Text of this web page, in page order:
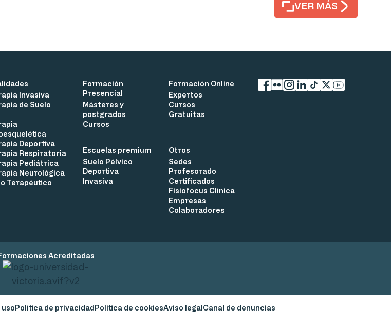
VER MÁS
Invasiva
de Suelo
Deportiva
Respiratoria
Pediátrica
Neurológica
Terapéutico
Formación
Presencial
Másteres y
postgrados
Cursos
Formación Online
Expertos
Cursos
Gratuitas
Escuelas premium
Suelo Pélvico
Deportiva
Invasiva
Otros
Sedes
Profesorado
Certificados
Fisiofocus Clínica
Empresas
Colaboradores
Acreditadas
Política de privacidad Política de cookiesAviso legal Canal de denuncias